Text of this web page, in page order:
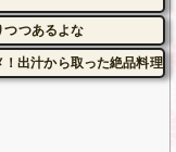
つつあるよな
！出汁から取った絶品料